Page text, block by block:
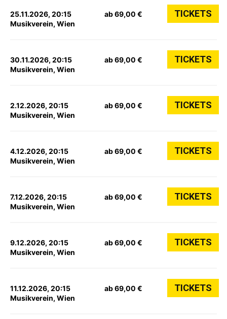
25.11.2026, 20:15
Musikverein, Wien
ab 69,00 € TICKETS
30.11.2026, 20:15
Musikverein, Wien
ab 69,00 € TICKETS
2.12.2026, 20:15
Musikverein, Wien
ab 69,00 € TICKETS
4.12.2026, 20:15
Musikverein, Wien
ab 69,00 € TICKETS
7.12.2026, 20:15
Musikverein, Wien
ab 69,00 € TICKETS
9.12.2026, 20:15
Musikverein, Wien
ab 69,00 € TICKETS
11.12.2026, 20:15
Musikverein, Wien
ab 69,00 € TICKETS